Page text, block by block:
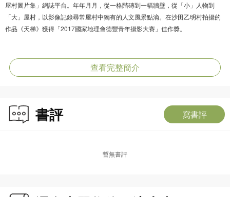
屋村圖片集」網誌平台。年年月月，從一格階磚到一幅牆壁，從「小」人物到
「大」屋村，以影像記錄尋常屋村中獨有的人文風景點滴。在沙田乙明村拍攝的
作品《天梯》獲得「2017國家地理會德豐青年攝影大賽」佳作獎。
查看完整簡介
書評 寫書評
暫無書評